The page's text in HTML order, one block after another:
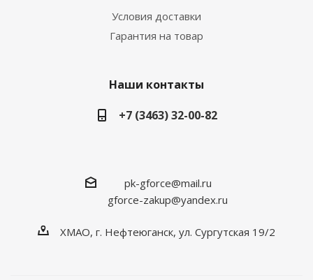
Условия доставки
Гарантия на товар
Наши контакты
+7 (3463) 32-00-82
pk-gforce@mail.ru
gforce-zakup@yandex.ru
ХМАО, г. Нефтеюганск, ул. Сургутская 19/2